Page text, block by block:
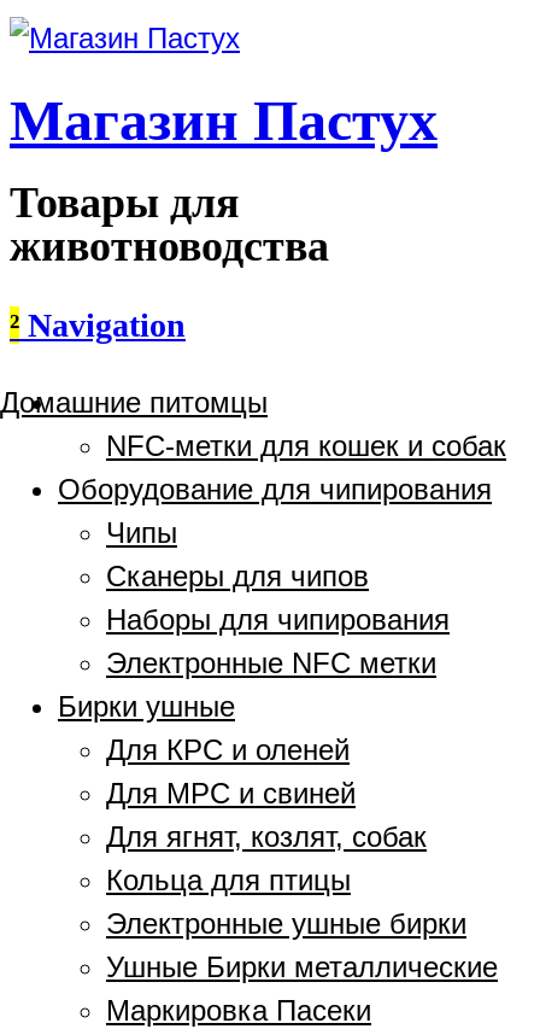
Магазин Пастух
Товары для
животноводства
² Navigation
Домашние питомцы
NFC-метки для кошек и собак
Оборудование для чипирования
Чипы
Сканеры для чипов
Наборы для чипирования
Электронные NFC метки
Бирки ушные
Для КРС и оленей
Для МРС и свиней
Для ягнят, козлят, собак
Кольца для птицы
Электронные ушные бирки
Ушные Бирки металлические
Маркировка Пасеки